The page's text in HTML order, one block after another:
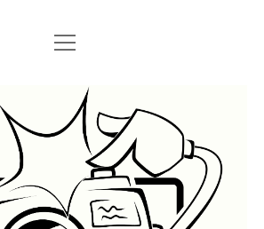
STARTSEITE
BERLIN GRAFFITI
Menü
öffnen
BERLIN BOMBINGS
BERLIN SUBWAY
BERLIN S-BAHN
HOTTER FRAGT…
ROSTOCK
Menü
öffnen